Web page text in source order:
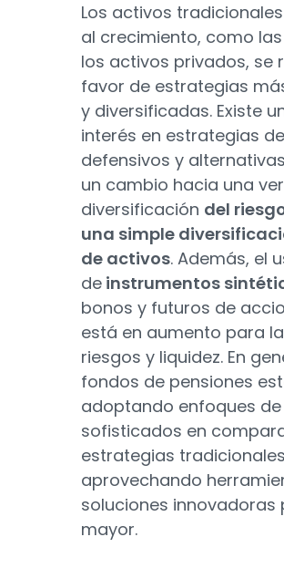
Los activos
al crecimiento, como
los activos privados, se
favor de estrategias
y diversificadas. Existe
interés en estrategias
defensivos y
un cambio hacia una
diversificación del
una simple
de activos. Además, el
de instrumentos
bonos y futuros de
está en aumento para
riesgos y liquidez. En
fondos de pensiones
adoptando enfoques de
sofisticados en
estrategias
aprovechando
soluciones innovadoras
mayor.